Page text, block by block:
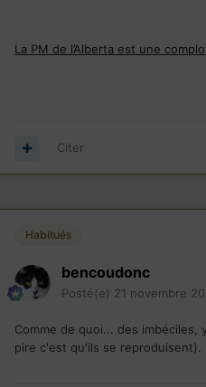
La PM de l’Alberta est une
Citer
Habitués
bencoudonc
Posté(e) 21 novembre
Comme de quoi... des
pire c'est qu'ils se reproduisent).